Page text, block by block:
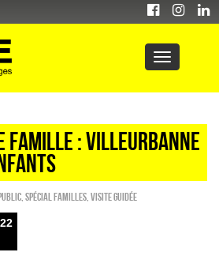
famille : Villeurbanne
Spécial familles Visite guidée